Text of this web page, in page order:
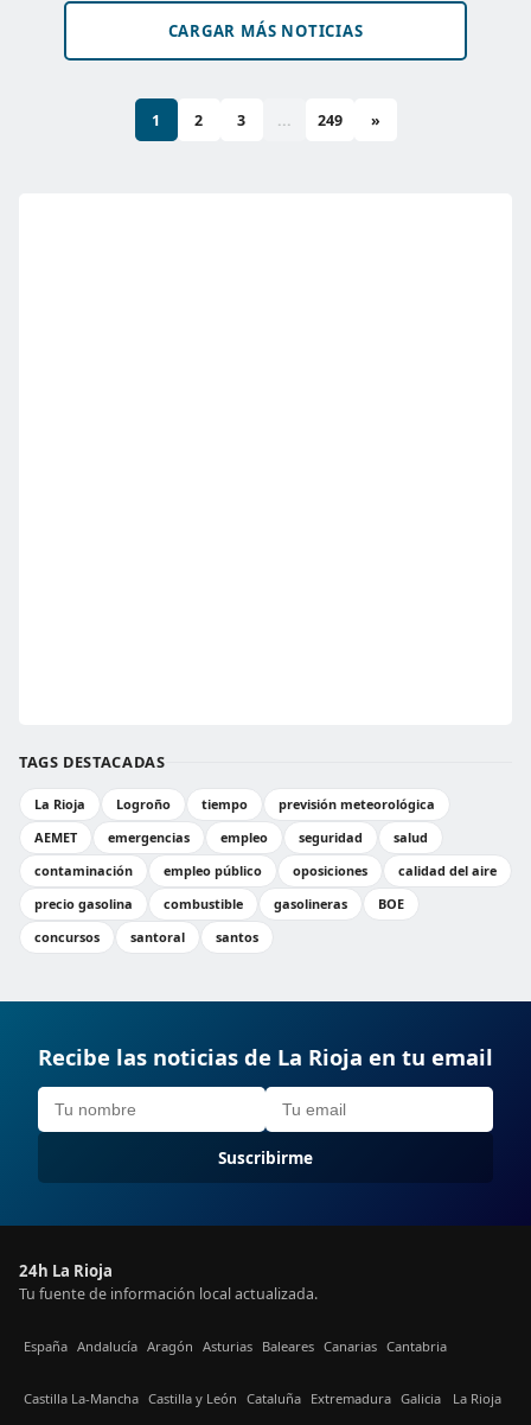
CARGAR MÁS NOTICIAS
1 2 3 ... 249 »
TAGS DESTACADAS
La Rioja Logroño tiempo
previsión meteorológica
AEMET
emergencias empleo seguridad
salud
contaminación
empleo público oposiciones
calidad del aire
precio gasolina
combustible gasolineras
BOE
concursos
santoral santos
Recibe las noticias de La Rioja en tu email
Suscribirme
24h La Rioja
Tu fuente de información local actualizada.
España Andalucía Aragón Asturias Baleares Canarias Cantabria
Castilla La-Mancha Castilla y León Cataluña Extremadura Galicia La Rioja